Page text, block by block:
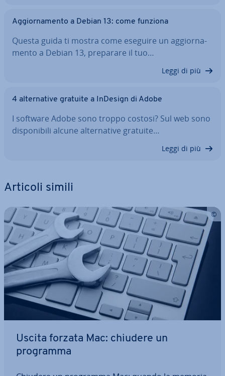
Ag­gior­na­men­to a Debian 13: come funziona
Questa guida ti mostra come eseguire un ag­gior­na­
men­to a Debian 13, preparare il tuo…
Leggi di più
4 al­ter­na­ti­ve gratuite a InDesign di Adobe
I software Adobe sono troppo costosi? Sul web sono
di­spo­ni­bi­li alcune al­ter­na­ti­ve gratuite…
Leggi di più
Articoli simili
Uscita forzata Mac: chiudere un
programma